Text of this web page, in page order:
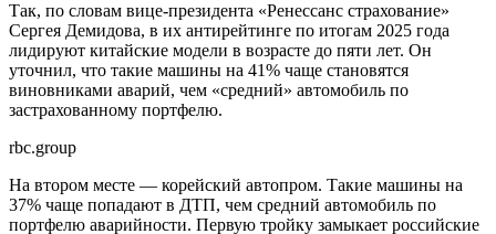
Так, по словам вице-президента «Ренессанс страхование»
Сергея Демидова, в их антирейтинге по итогам 2025 года
лидируют китайские модели в возрасте до пяти лет. Он
уточнил, что такие машины на 41% чаще становятся
виновниками аварий, чем «средний» автомобиль по
застрахованному портфелю.
rbc.group
На втором месте — корейский автопром. Такие машины на
37% чаще попадают в ДТП, чем средний автомобиль по
портфелю аварийности. Первую тройку замыкает российские